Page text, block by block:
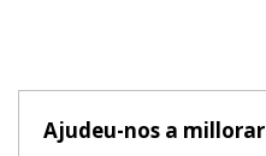
Ajudeu-nos a millorar